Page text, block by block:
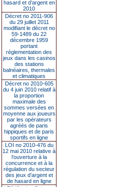
hasard et d’argent en
2010
Décret no 2011-906
du 29 juillet 2011
modifiant le décret no
59-1489 du 22
décembre 1959
portant
réglementation des
jeux dans les casinos
des stations
balnéaires, thermales
et climatiques
Décret no 2010-605
du 4 juin 2010 relatif à
la proportion
maximale des
sommes versées en
moyenne aux joueurs
par les opérateurs
agréés de paris
hippiques et de paris
sportifs en ligne
LOI no 2010-476 du
12 mai 2010 relative à
l’ouverture à la
concurrence et à la
régulation du secteur
des jeux d’argent et
de hasard en ligne